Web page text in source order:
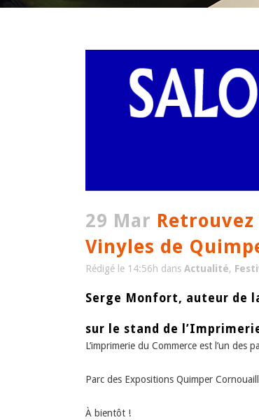
29 Mar
Vinyles de
Rédigé le 14:56h dans Actualité,
Serge Monfort, auteur de
sur le stand de
L’imprimerie du Commerce est l’un
Parc des Expositions Quimper
À bientôt !